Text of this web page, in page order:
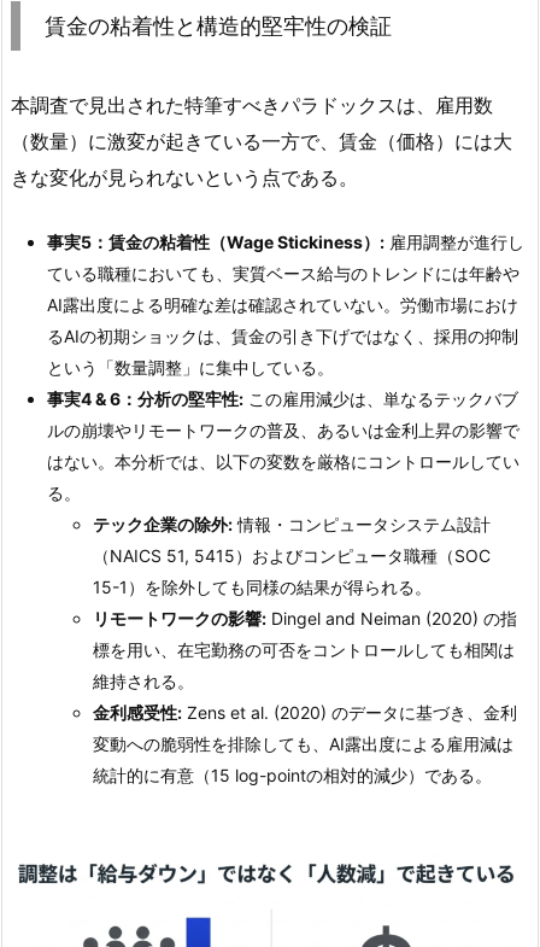
賃金の粘着性と構造的堅牢性の検証
本調査で見出された特筆すべきパラドックスは、雇用数
（数量）に激変が起きている一方で、賃金（価格）には大
きな変化が見られないという点である。
事実5：賃金の粘着性（Wage Stickiness）: 雇用調整が進行し
ている職種においても、実質ベース給与のトレンドには年齢や
AI露出度による明確な差は確認されていない。労働市場におけ
るAIの初期ショックは、賃金の引き下げではなく、採用の抑制
という「数量調整」に集中している。
事実4 & 6：分析の堅牢性: この雇用減少は、単なるテックバブ
ルの崩壊やリモートワークの普及、あるいは金利上昇の影響で
はない。本分析では、以下の変数を厳格にコントロールしてい
る。
テック企業の除外:情報・コンピュータシステム設計
（NAICS 51, 5415）およびコンピュータ職種（SOC
15-1）を除外しても同様の結果が得られる。
リモートワークの影響: Dingel and Neiman (2020) の指
標を用い、在宅勤務の可否をコントロールしても相関は
維持される。
金利感受性: Zens et al. (2020) のデータに基づき、金利
変動への脆弱性を排除しても、AI露出度による雇用減は
統計的に有意（15 log-pointの相対的減少）である。